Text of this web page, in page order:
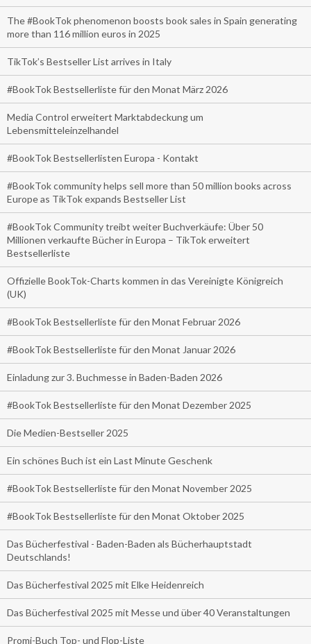
The #BookTok phenomenon boosts book sales in Spain generating
more than 116 million euros in 2025
TikTok’s Bestseller List arrives in Italy
#BookTok Bestsellerliste für den Monat März 2026
Media Control erweitert Marktabdeckung um
Lebensmitteleinzelhandel
#BookTok Bestsellerlisten Europa - Kontakt
#BookTok community helps sell more than 50 million books across
Europe as TikTok expands Bestseller List
#BookTok Community treibt weiter Buchverkäufe: Über 50
Millionen verkaufte Bücher in Europa – TikTok erweitert
Bestsellerliste
Offizielle BookTok-Charts kommen in das Vereinigte Königreich
(UK)
#BookTok Bestsellerliste für den Monat Februar 2026
#BookTok Bestsellerliste für den Monat Januar 2026
Einladung zur 3. Buchmesse in Baden-Baden 2026
#BookTok Bestsellerliste für den Monat Dezember 2025
Die Medien-Bestseller 2025
Ein schönes Buch ist ein Last Minute Geschenk
#BookTok Bestsellerliste für den Monat November 2025
#BookTok Bestsellerliste für den Monat Oktober 2025
Das Bücherfestival - Baden-Baden als Bücherhauptstadt
Deutschlands!
Das Bücherfestival 2025 mit Elke Heidenreich
Das Bücherfestival 2025 mit Messe und über 40 Veranstaltungen
Promi-Buch Top- und Flop-Liste